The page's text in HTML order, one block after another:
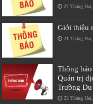
27 Tháng
Giới thiệu
21 Tháng
Thông
Quản trị
Trường
23 Tháng